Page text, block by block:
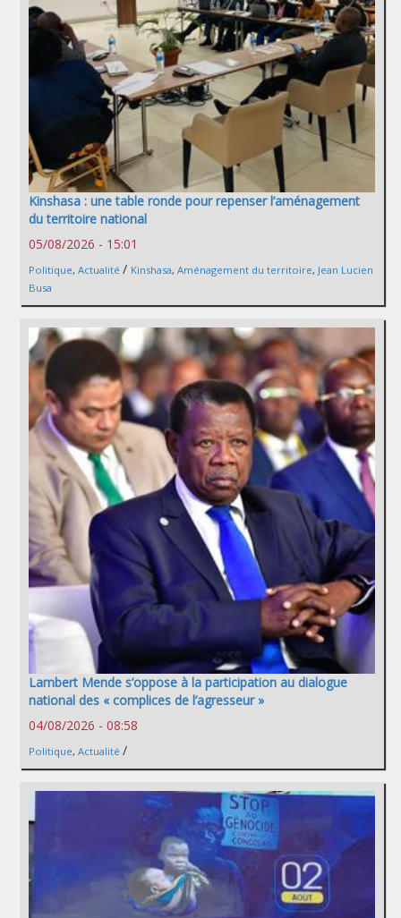
Kinshasa : une table ronde pour repenser l’aménagement
du territoire national
05/08/2026 - 15:01
Politique, Actualité / Kinshasa, Aménagement du territoire, Jean Lucien
Busa
Lambert Mende s’oppose à la participation au dialogue
national des « complices de l’agresseur »
04/08/2026 - 08:58
Politique, Actualité /